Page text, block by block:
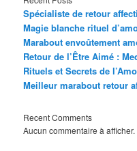
Spécialiste de retour
Magie blanche rituel
Marabout envoûtement
Retour de l’Être Aimé :
Rituels et Secrets de
Meilleur marabout retour
Recent Comments
Aucun commentaire à afficher.